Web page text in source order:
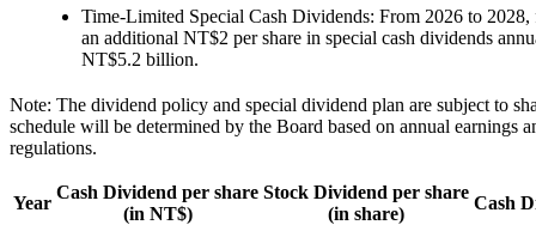
Time-Limited Special Cash Dividends: From 2026 to
an additional NT$2 per share in special cash dividends
NT$5.2 billion.
Note: The dividend policy and special dividend plan are subject to
schedule will be determined by the Board based on annual earnings
regulations.
Year
Cash Dividend per share
(in NT$)
Stock Dividend per share
(in share)
Cash